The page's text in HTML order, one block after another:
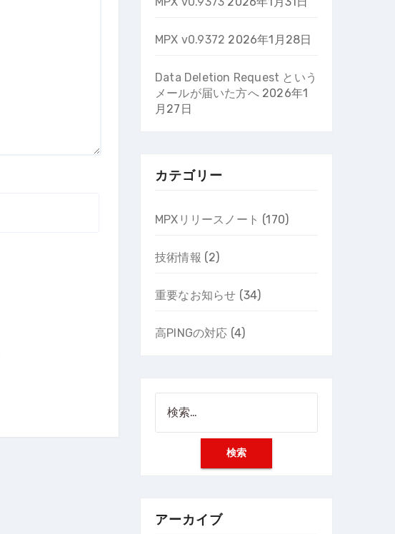
MPX v0.9372 2026年1月28日
Data Deletion Request という
メールが届いた方へ 2026年1
月27日
カテゴリー
MPXリリースノート (170)
技術情報 (2)
重要なお知らせ (34)
高PINGの対応 (4)
アーカイブ